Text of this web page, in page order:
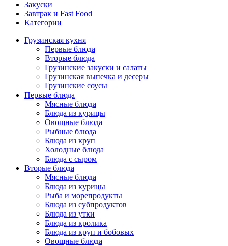
Закуски
Завтрак и Fast Food
Категории
Грузинская кухня
Первые блюда
Вторые блюда
Грузинские закуски и салаты
Грузинская выпечка и десеры
Грузинские соусы
Первые блюда
Мясные блюда
Блюда из курицы
Овощные блюда
Рыбные блюда
Блюда из круп
Холодные блюда
Блюда с сыром
Вторые блюда
Мясные блюда
Блюда из курицы
Рыба и морепродукты
Блюда из субпродуктов
Блюда из утки
Блюда из кролика
Блюда из круп и бобовых
Овощные блюда